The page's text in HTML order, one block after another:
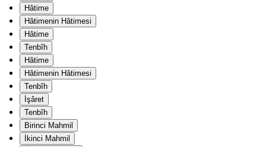
Hâtime
Hâtimenin Hâtimesi
Hâtime
Tenbîh
Hâtime
Hâtimenin Hâtimesi
Tenbîh
İşâret
Tenbîh
Birinci Mahmil
İkinci Mahmil